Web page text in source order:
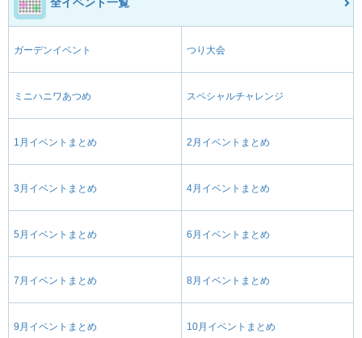
全イベント一覧
ガーデンイベント つり大会
ミニハニワあつめ スペシャルチャレンジ
1月イベントまとめ 2月イベントまとめ
3月イベントまとめ 4月イベントまとめ
5月イベントまとめ 6月イベントまとめ
7月イベントまとめ 8月イベントまとめ
9月イベントまとめ 10月イベントまとめ